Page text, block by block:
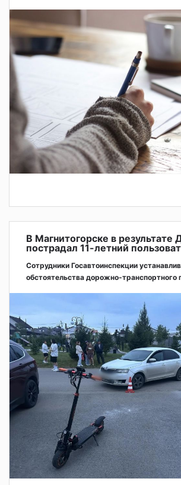
В Магнитогорске в результате
пострадал 11-летний
Сотрудники Госавтоинспекции
обстоятельства дорожно-транспортного